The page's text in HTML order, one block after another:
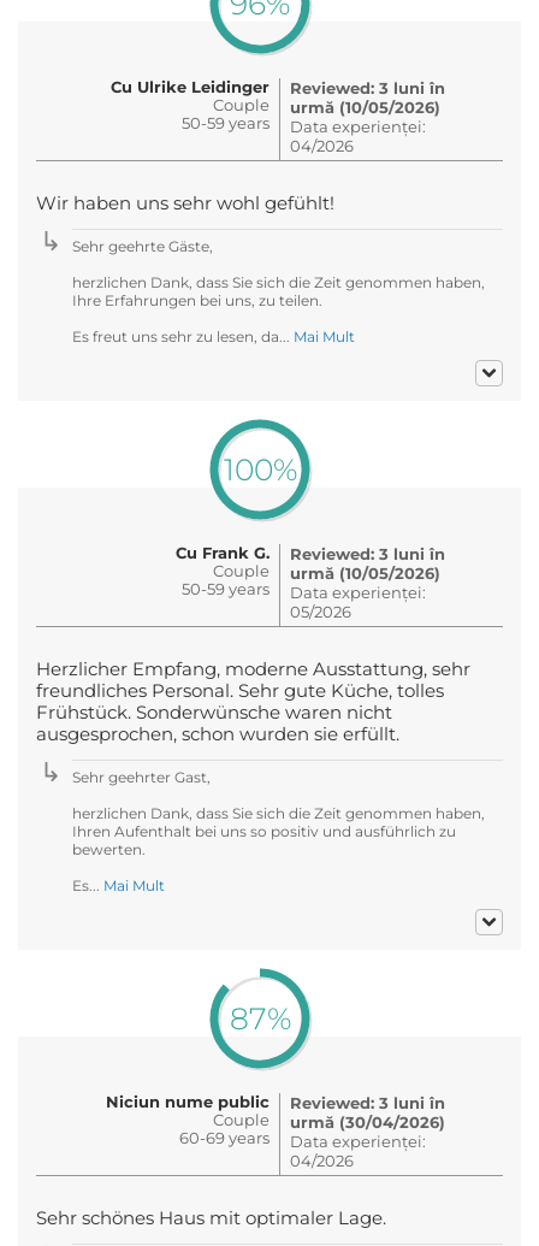
Cu Ulrike Leidinger
Couple
50-59 years
Reviewed: 3 luni în
urmă (10/05/2026)
Data experienței:
04/2026
Wir haben uns sehr wohl gefühlt!
Sehr geehrte Gäste,
herzlichen Dank, dass Sie sich die Zeit genommen haben,
Ihre Erfahrungen bei uns, zu teilen.
Es freut uns sehr zu lesen, da... Mai Mult
100%
Cu Frank G.
Couple
50-59 years
Reviewed: 3 luni în
urmă (10/05/2026)
Data experienței:
05/2026
Herzlicher Empfang, moderne Ausstattung, sehr
freundliches Personal. Sehr gute Küche, tolles
Frühstück. Sonderwünsche waren nicht
ausgesprochen, schon wurden sie erfüllt.
Sehr geehrter Gast,
herzlichen Dank, dass Sie sich die Zeit genommen haben,
Ihren Aufenthalt bei uns so positiv und ausführlich zu
bewerten.
Es... Mai Mult
87%
Niciun nume public
Couple
60-69 years
Reviewed: 3 luni în
urmă (30/04/2026)
Data experienței:
04/2026
Sehr schönes Haus mit optimaler Lage.